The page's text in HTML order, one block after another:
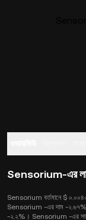
Sensorium-এর
Sensorium বর্তমানে $
Sensorium -এর দাম -২.৬৭%
-২.২%। Sensorium -এর